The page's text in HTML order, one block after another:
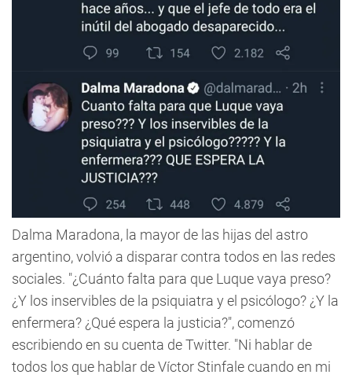
Dalma Maradona, la mayor de las hijas del astro
argentino, volvió a disparar contra todos en las redes
sociales. "¿Cuánto falta para que Luque vaya preso?
¿Y los inservibles de la psiquiatra y el psicólogo? ¿Y la
enfermera? ¿Qué espera la justicia?", comenzó
escribiendo en su cuenta de Twitter. "Ni hablar de
todos los que hablar de Víctor Stinfale cuando en mi